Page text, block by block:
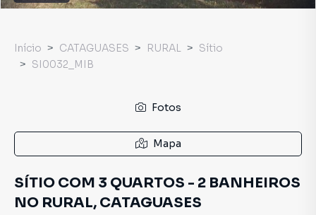
Início CATAGUASES RURAL
Sítio
SI0032_MIB
Fotos
Mapa
SÍTIO COM 3 QUARTOS - 2 BANHEIROS
NO RURAL, CATAGUASES